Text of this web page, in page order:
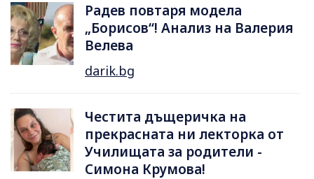
Радев повтаря модела
„Борисов“! Анализ на Валерия
Велева
darik.bg
Честита дъщеричка на
прекрасната ни лекторка от
Училищата за родители -
Симона Крумова!